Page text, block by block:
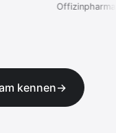
kennen→